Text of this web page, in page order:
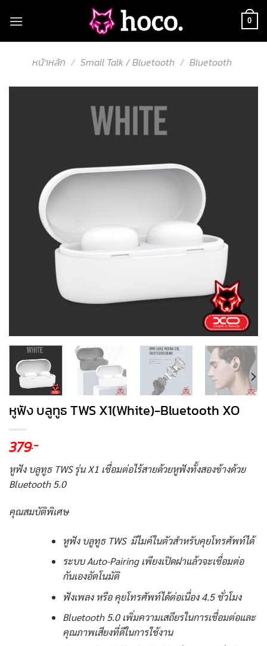
0
หน้าหลัก / Small Talk / Bluetooth / Bluetooth
หูฟัง บลูทูธ TWS X1(White)-Bluetooth XO
379.-
หูฟัง บลูทูธ TWS รุ่น X1 เชื่อมต่อไร้สายด้วยหูฟังทั้งสองข้างด้วย
Bluetooth 5.0
คุณสมบัติพิเศษ
หูฟัง บลูทูธ TWS มีไมค์ในตัวสำหรับคุยโทรศัพท์ได้
ระบบ Auto-Pairing เพียงเปิดฝาแล้วจะเชื่อมต่อ
กันเองอัตโนมัติ
ฟังเพลง หรือ คุยโทรศัพท์ได้ต่อเนื่อง 4.5 ชั่วโมง
Bluetooth 5.0 เพิ่มความเสถียรในการเชื่อมต่อและ
คุณภาพเสียงที่ดีในการใช้งาน